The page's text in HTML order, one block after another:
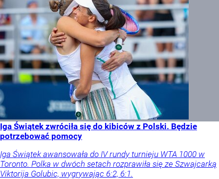
Iga Świątek zwróciła się do kibiców z Polski. Będzie
potrzebować pomocy
Iga Świątek awansowała do IV rundy turnieju WTA 1000 w
Toronto. Polka w dwóch setach rozprawiła się ze Szwajcarką
Viktorija Golubic, wygrywając 6:2, 6:1.